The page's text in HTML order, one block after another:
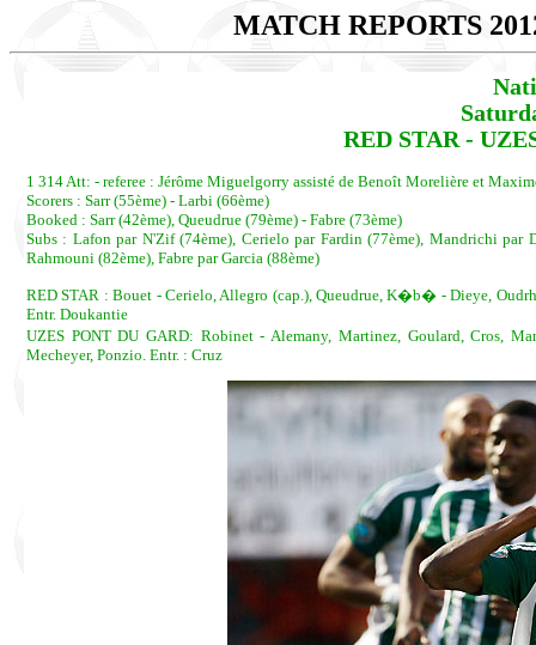
MATCH REPORTS
RED STAR -
1 314 Att: - referee : Jérôme Miguelgorry assisté de Benoît Morelière et
Scorers : Sarr (55ème) - Larbi (66ème)
Booked : Sarr (42ème), Queudrue (79ème) - Fabre (73ème)
Subs : Lafon par N'Zif (74ème), Cerielo par Fardin (77ème), Mandrichi
Rahmouni (82ème), Fabre par Garcia (88ème)
RED STAR : Bouet - Cerielo, Allegro (cap.), Queudrue, K�b� - Dieye,
Entr. Doukantie
UZES PONT DU GARD: Robinet - Alemany, Martinez, Goulard, Cros,
Mecheyer, Ponzio. Entr. : Cruz